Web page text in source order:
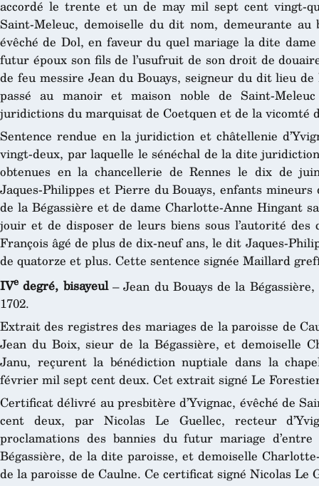
accordé le trente et un de may mil sept cent vingt-
Saint-Meleuc, demoiselle du dit nom, demeurante au
évêché de Dol, en faveur du quel mariage la dite
futur époux son fils de l’usufruit de son droit de
de feu messire Jean du Bouays, seigneur du dit lieu
passé au manoir et maison noble de Saint-
juridictions du marquisat de Coetquen et de la vicomté
Sentence rendue en la juridiction et châtellenie
vingt-deux, par laquelle le sénéchal de la dite
obtenues en la chancellerie de Rennes le dix de
Jaques-Philippes et Pierre du Bouays, enfants
de la Bégassière et de dame Charlotte-Anne Hingant
jouir et de disposer de leurs biens sous l’autorité
François âgé de plus de dix-neuf ans, le dit Jaques-
de quatorze et plus. Cette sentence signée Maillard
IVe degré, bisayeul– Jean du Bouays de la
1702.
Extrait des registres des mariages de la paroisse de
Jean du Boix, sieur de la Bégassière, et demoiselle
Janu, reçurent la bénédiction nuptiale dans la
février mil sept cent deux. Cet extrait signé Le
Certificat délivré au presbitère d’Yvignac, évêché de
cent deux, par Nicolas Le Guellec, recteur
proclamations des bannies du futur mariage
Bégassière, de la dite paroisse, et demoiselle
de la paroisse de Caulne. Ce certificat signé Nicolas Le